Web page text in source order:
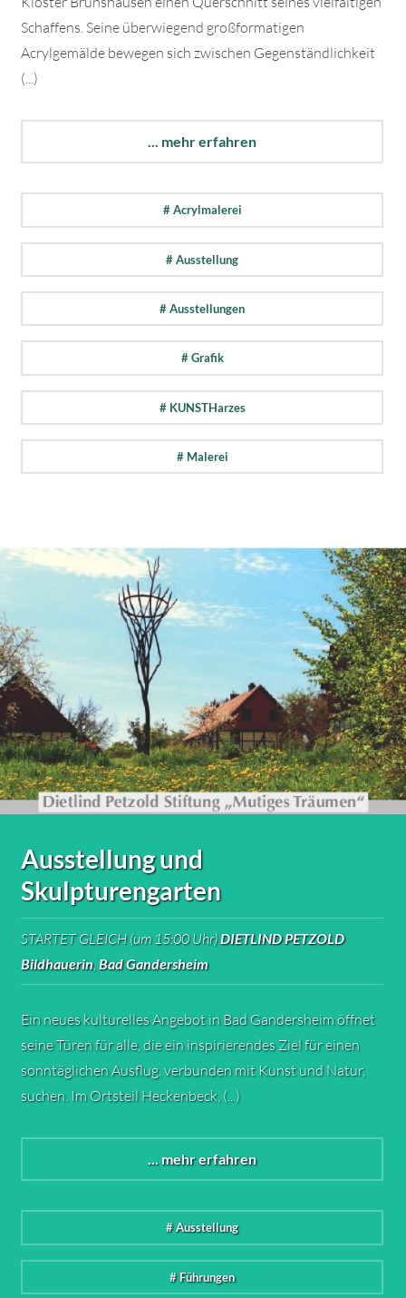
Schaffens. Seine überwiegend großformatigen
Acrylgemälde bewegen sich zwischen Gegenständlichkeit
(...)
... mehr erfahren
# Acrylmalerei
# Ausstellung
# Ausstellungen
# Grafik
# KUNSTHarzes
# Malerei
Ausstellung und
Skulpturengarten
STARTET GLEICH (um 15:00 Uhr)DIETLIND PETZOLD
Bildhauerin, Bad Gandersheim
Ein neues kulturelles Angebot in Bad Gandersheim öffnet
seine Türen für alle, die ein inspirierendes Ziel für einen
sonntäglichen Ausflug, verbunden mit Kunst und Natur,
suchen. Im Ortsteil Heckenbeck, (...)
... mehr erfahren
# Ausstellung
# Führungen